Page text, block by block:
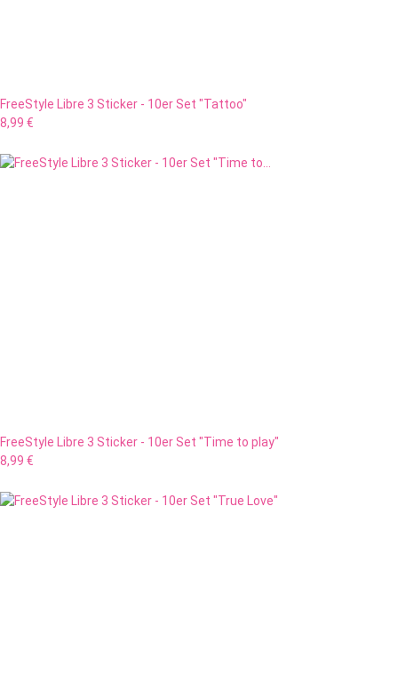
FreeStyle Libre 3 Sticker - 10er Set "Tattoo"
8,99 €
FreeStyle Libre 3 Sticker - 10er Set "Time to play"
8,99 €